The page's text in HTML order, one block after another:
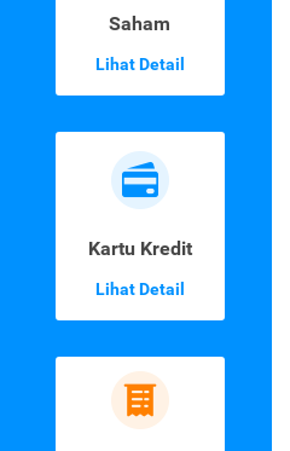
Saham
Lihat Detail
Kartu Kredit
Lihat Detail